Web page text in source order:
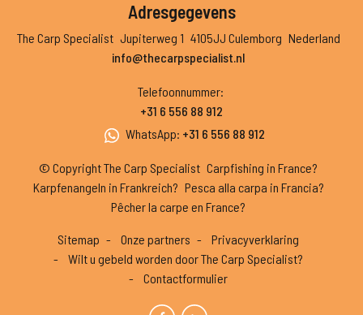
Adresgegevens
The Carp Specialist Jupiterweg 1 4105JJ Culemborg Nederland
info@thecarpspecialist.nl
Telefoonnummer:
+31 6 556 88 912
WhatsApp: +31 6 556 88 912
© Copyright The Carp Specialist Carpfishing in France?
Karpfenangeln in Frankreich? Pesca alla carpa in Francia?
Pêcher la carpe en France?
Sitemap Onze partners
Privacyverklaring
Wilt u gebeld worden door The Carp Specialist?
Contactformulier